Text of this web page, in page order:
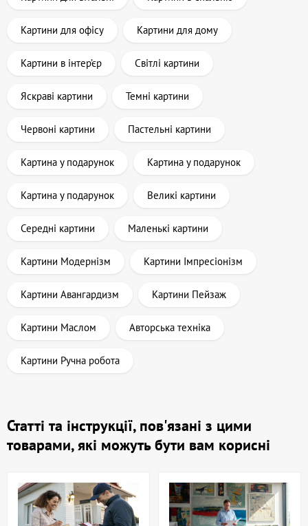
Картини для офісу Картини для дому
Картини в інтер’єр Світлі картини
Яскраві картини Темні картини
Червоні картини Пастельні картини
Картина у подарунок Картина у подарунок
Картина у подарунок Великі картини
Середні картини Маленькі картини
Картини Модернізм Картини Імпресіонізм
Картини Авангардизм Картини Пейзаж
Картини Маслом Авторська техніка
Картини Ручна робота
Статті та інструкції, пов'язані з цими
товарами, які можуть бути вам корисні